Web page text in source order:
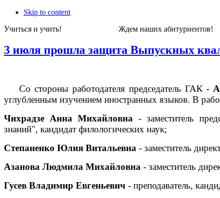
Skip to content
Учиться и учить! Ждем наших
3 июля прошла защита Выпускных
Со стороны работодателя председатель ГАК -
углубленным изучением иностранных языков. В
Чихрадзе Анна Михайловна - заместитель
знаний", кандидат филологических наук;
Степаненко Юлия Витальевна - заместитель
Азанова Людмила Михайловна - заместитель
Гусев Владимир Евгеньевич - преподаватель,